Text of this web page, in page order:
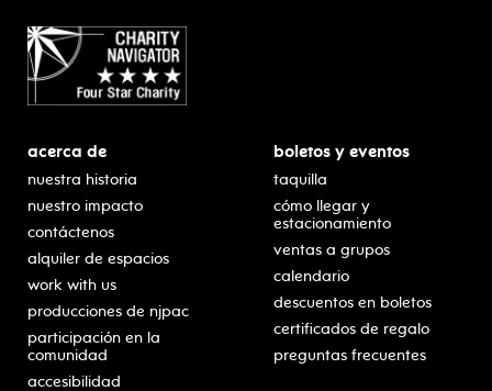
acerca de
nuestra historia
nuestro impacto
contáctenos
alquiler de espacios
work with us
producciones de njpac
participación en la
comunidad
accesibilidad
boletos y eventos
taquilla
cómo llegar y
estacionamiento
ventas a grupos
calendario
descuentos en boletos
certificados de regalo
preguntas frecuentes